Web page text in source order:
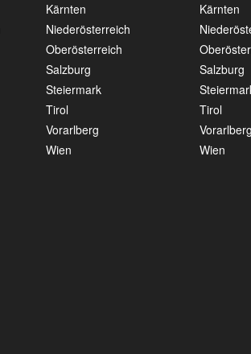
Kärnten
Niederösterreich
Oberösterreich
Salzburg
Steiermark
Tirol
Vorarlberg
Wien
Kärnten
Salzburg
Tirol
Vorarlberg
Wien